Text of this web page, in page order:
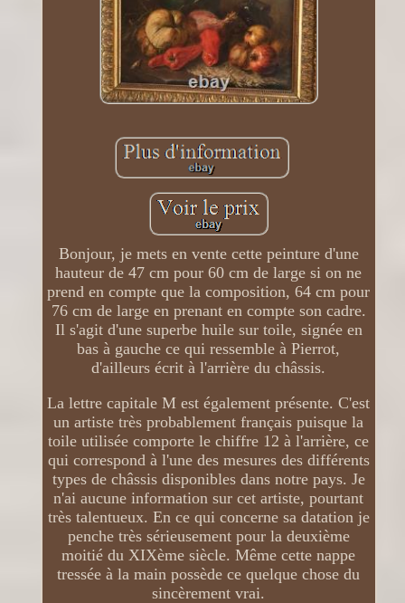
Bonjour, je mets en vente cette peinture d'une
hauteur de 47 cm pour 60 cm de large si on ne
prend en compte que la composition, 64 cm pour
76 cm de large en prenant en compte son cadre.
Il s'agit d'une superbe huile sur toile, signée en
bas à gauche ce qui ressemble à Pierrot,
d'ailleurs écrit à l'arrière du châssis.
La lettre capitale M est également présente. C'est
un artiste très probablement français puisque la
toile utilisée comporte le chiffre 12 à l'arrière, ce
qui correspond à l'une des mesures des différents
types de châssis disponibles dans notre pays. Je
n'ai aucune information sur cet artiste, pourtant
très talentueux. En ce qui concerne sa datation je
penche très sérieusement pour la deuxième
moitié du XIXème siècle. Même cette nappe
tressée à la main possède ce quelque chose du
sincèrement vrai.